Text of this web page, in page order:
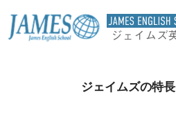
ジェイムズの特長